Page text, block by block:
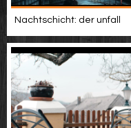
Nachtschicht: der unfall